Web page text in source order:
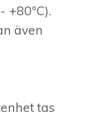
+80°C).
även
tas